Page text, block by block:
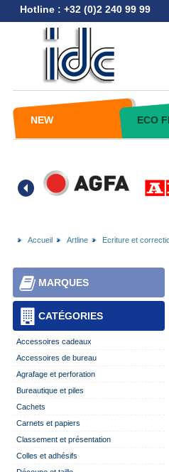
Hotline : +32 (0)2 240 99 99
NEW ECO
Accueil Artline Ecriture et
CATÉGORIES
MARQUES
Accessoires cadeaux
Accessoires de bureau
Agrafage et perforation
Bureautique et piles
Cachets
Carnets et papiers
Classement et présentation
Colles et adhésifs